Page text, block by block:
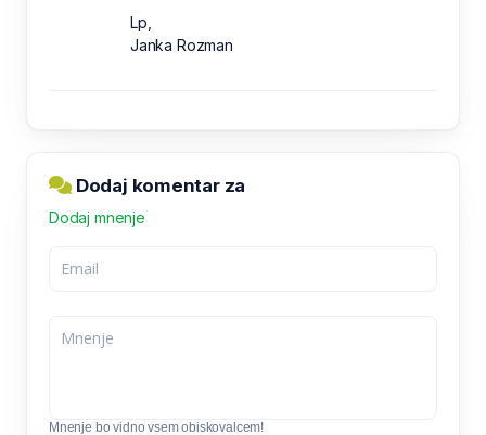
Lp,
Janka Rozman
Dodaj komentar za
Dodaj mnenje
Mnenje bo vidno vsem obiskovalcem!